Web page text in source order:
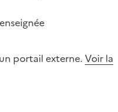
portail externe. Voir la